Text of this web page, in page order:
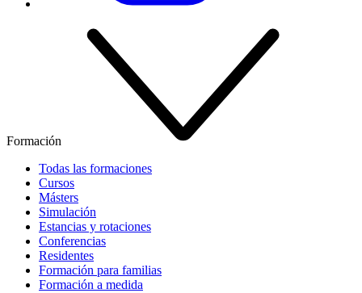
Formación
Todas las formaciones
Cursos
Másters
Simulación
Estancias y rotaciones
Conferencias
Residentes
Formación para familias
Formación a medida